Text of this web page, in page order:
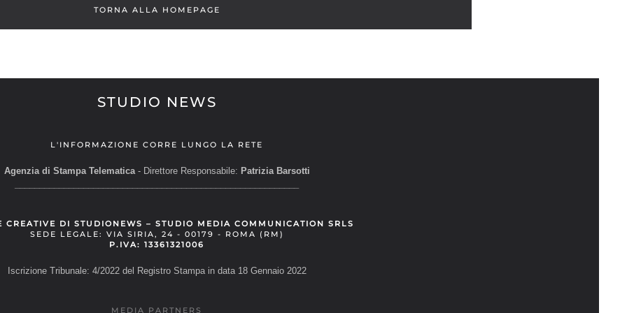
TORNA ALLA HOMEPAGE
STUDIO NEWS
L'INFORMAZIONE CORRE LUNGO LA RETE
Agenzia di Stampa Telematica- Direttore Responsabile: Patrizia Barsotti
CREATIVE DI STUDIONEWS – STUDIO MEDIA COMMUNICATION SRLS
SEDE LEGALE: VIA SIRIA, 24 - 00179 - ROMA (RM)
P.IVA: 13361321006
Iscrizione Tribunale: 4/2022 del Registro Stampa in data 18 Gennaio 2022
MEDIA PARTNERS